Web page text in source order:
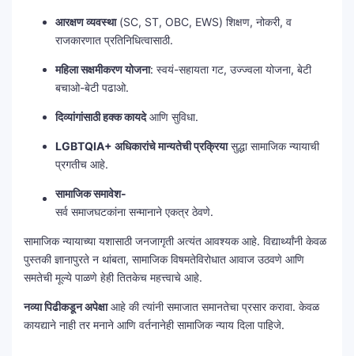
आरक्षण व्यवस्था(SC, ST, OBC, EWS) शिक्षण, नोकरी, व
राजकारणात प्रतिनिधित्वासाठी.
महिला सक्षमीकरण योजना: स्वयं-सहायता गट, उज्ज्वला योजना, बेटी
बचाओ-बेटी पढाओ.
दिव्यांगांसाठी हक्क कायदेआणि सुविधा.
LGBTQIA+ अधिकारांचे मान्यतेची प्रक्रियासुद्धा सामाजिक न्यायाची
प्रगतीच आहे.
सामाजिक समावेश-
सर्व समाजघटकांना सन्मानाने एकत्र ठेवणे.
सामाजिक न्यायाच्या यशासाठी जनजागृती अत्यंत आवश्यक आहे. विद्यार्थ्यांनी केवळ
पुस्तकी ज्ञानापुरते न थांबता, सामाजिक विषमतेविरोधात आवाज उठवणे आणि
समतेची मूल्ये पाळणे हेही तितकेच महत्त्वाचे आहे.
नव्या पिढीकडून अपेक्षाआहे की त्यांनी समाजात समानतेचा प्रसार करावा. केवळ
कायद्याने नाही तर मनाने आणि वर्तनानेही सामाजिक न्याय दिला पाहिजे.